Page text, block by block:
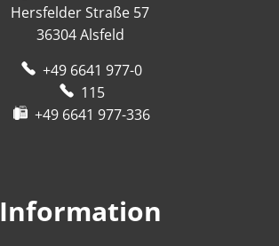
Hersfelder Straße 57
36304 Alsfeld
+49 6641 977-0
115
+49 6641 977-336
Information